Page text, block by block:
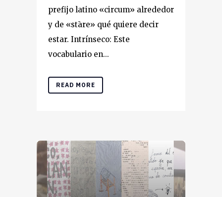
prefijo latino «circum» alrededor
y de «stāre» qué quiere decir
estar. Intrínseco: Este
vocabulario en...
READ MORE